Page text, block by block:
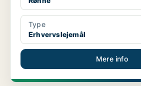
Type
Erhvervslejemål
Mere info